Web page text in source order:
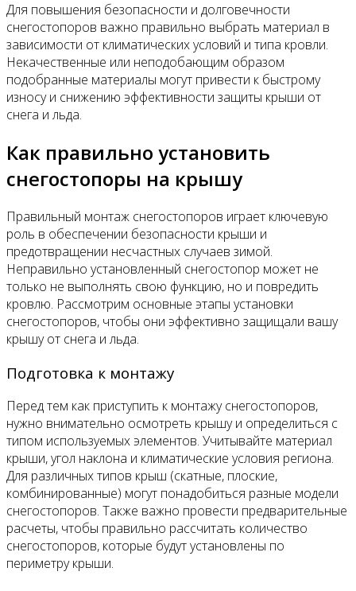
Для повышения безопасности и долговечности
снегостопоров важно правильно выбрать материал в
зависимости от климатических условий и типа кровли.
Некачественные или неподобающим образом
подобранные материалы могут привести к быстрому
износу и снижению эффективности защиты крыши от
снега и льда.
Как правильно установить
снегостопоры на крышу
Правильный монтаж снегостопоров играет ключевую
роль в обеспечении безопасности крыши и
предотвращении несчастных случаев зимой.
Неправильно установленный снегостопор может не
только не выполнять свою функцию, но и повредить
кровлю. Рассмотрим основные этапы установки
снегостопоров, чтобы они эффективно защищали вашу
крышу от снега и льда.
Подготовка к монтажу
Перед тем как приступить к монтажу снегостопоров,
нужно внимательно осмотреть крышу и определиться с
типом используемых элементов. Учитывайте материал
крыши, угол наклона и климатические условия региона.
Для различных типов крыш (скатные, плоские,
комбинированные) могут понадобиться разные модели
снегостопоров. Также важно провести предварительные
расчеты, чтобы правильно рассчитать количество
снегостопоров, которые будут установлены по
периметру крыши.